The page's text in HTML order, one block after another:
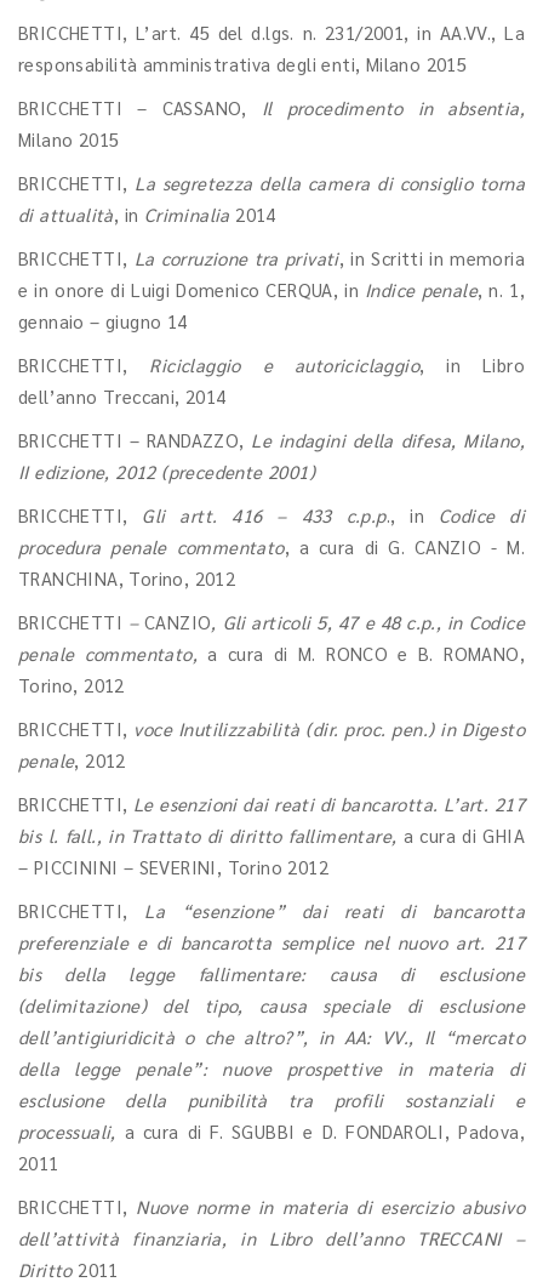
BRICCHETTI, L’art. 45 del d.lgs. n. 231/2001, in AA.VV., La
responsabilità amministrativa degli enti, Milano 2015
BRICCHETTI – CASSANO,
Il procedimento in absentia,
Milano 2015
BRICCHETTI, La segretezza della camera di consiglio torna
di attualità, in Criminalia 2014
BRICCHETTI, La corruzione tra privati, in Scritti in memoria
e in onore di Luigi Domenico CERQUA, in Indice penale, n. 1,
gennaio – giugno 14
BRICCHETTI, Riciclaggio e autoriciclaggio, in Libro
dell’anno Treccani, 2014
BRICCHETTI – RANDAZZO, Le indagini della difesa, Milano,
II edizione, 2012 (precedente 2001)
BRICCHETTI, Gli artt. 416 – 433 c.p.p., in Codice di
procedura penale commentato, a cura di G. CANZIO - M.
TRANCHINA, Torino, 2012
BRICCHETTI – CANZIO, Gli articoli 5, 47 e 48 c.p., in Codice
penale commentato,a cura di M. RONCO e B. ROMANO,
Torino, 2012
BRICCHETTI, voce Inutilizzabilità (dir. proc. pen.) in Digesto
penale, 2012
BRICCHETTI, Le esenzioni dai reati di bancarotta. L’art. 217
bis l. fall., in Trattato di diritto fallimentare, a cura di GHIA
– PICCININI – SEVERINI, Torino 2012
BRICCHETTI, La “esenzione” dai reati di bancarotta
preferenziale e di bancarotta semplice nel nuovo art. 217
bis della legge fallimentare: causa di esclusione
(delimitazione) del tipo, causa speciale di esclusione
dell’antigiuridicità o che altro?”, in AA: VV., Il “mercato
della legge penale”: nuove prospettive in materia di
esclusione della punibilità tra profili sostanziali e
processuali, a cura di F. SGUBBI e D. FONDAROLI, Padova,
2011
BRICCHETTI, Nuove norme in materia di esercizio abusivo
dell’attività finanziaria, in Libro dell’anno TRECCANI –
Diritto 2011